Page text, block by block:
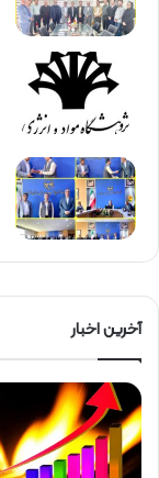
آخرین اخبار